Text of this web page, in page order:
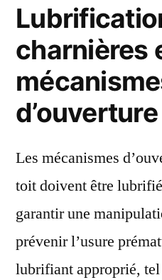
charnières
d’ouverture
Les mécanismes
toit doivent être
garantir une
prévenir l’usure
lubrifiant approprié, tel